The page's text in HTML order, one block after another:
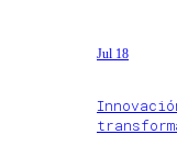
Jul 18